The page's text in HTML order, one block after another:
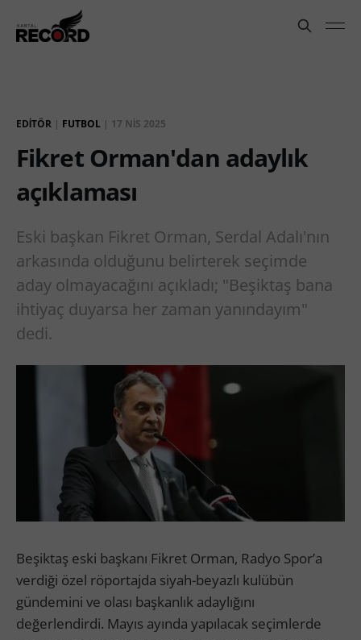
EDITÖR | FUTBOL | 17 NIS 2025
Fikret Orman'dan adaylık
açıklaması
Eski başkan Fikret Orman, Serdal Adalı'nın
arkasında olduğunu belirterek seçimde
aday olmayacağını açıkladı; "Beşiktaş bana
ihtiyaç duyarsa her zaman yanındayım"
dedi.
Beşiktaş eski başkanı Fikret Orman, Radyo Spor’a
verdiği özel röportajda siyah-beyazlı kulübün
gündemini ve olası başkanlık adaylığını
değerlendirdi. Mayıs ayında yapılacak seçimlerde